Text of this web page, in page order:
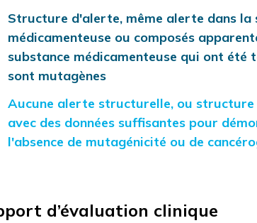
Structure d'alerte, même alerte dans la
médicamenteuse ou composés
substance médicamenteuse qui ont été
sont mutagènes
Aucune alerte structurelle, ou
avec des données suffisantes pour
l'absence de mutagénicité ou de
d’évaluation clinique